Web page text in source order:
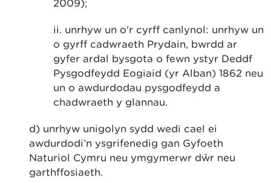
2009);
ii. unrhyw un o'r cyrff canlynol: unrhyw un
o gyrff cadwraeth Prydain, bwrdd ar
gyfer ardal bysgota o fewn ystyr Deddf
Pysgodfeydd Eogiaid (yr Alban) 1862 neu
un o awdurdodau pysgodfeydd a
chadwraeth y glannau.
d) unrhyw unigolyn sydd wedi cael ei
awdurdodi’n ysgrifenedig gan Gyfoeth
Naturiol Cymru neu ymgymerwr dŵr neu
garthffosiaeth.